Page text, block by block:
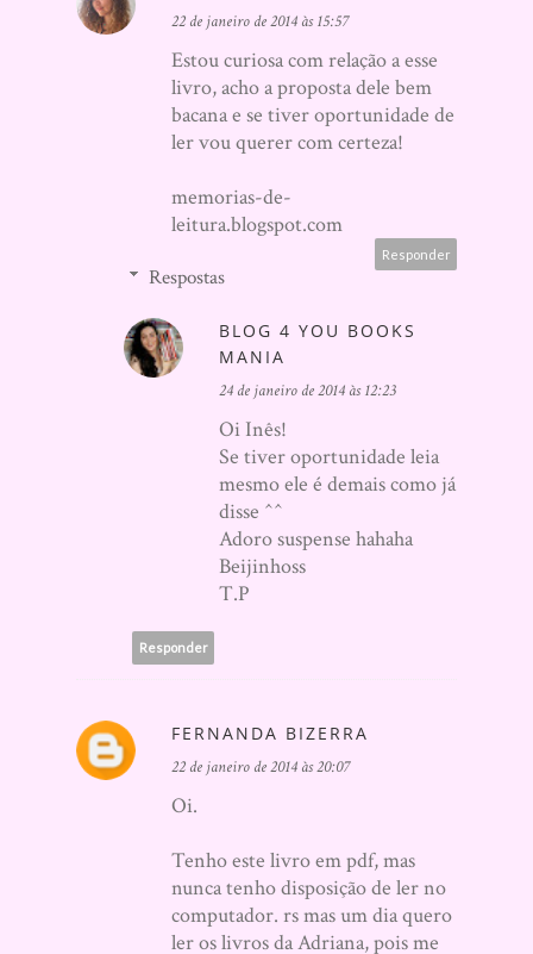
22 de janeiro de 2014 às 15:57
Estou curiosa com relação a esse
livro, acho a proposta dele bem
bacana e se tiver oportunidade de
ler vou querer com certeza!
memorias-de-
leitura.blogspot.com
Responder
Respostas
BLOG 4 YOU BOOKS
MANIA
24 de janeiro de 2014 às 12:23
Oi Inês!
Se tiver oportunidade leia
mesmo ele é demais como já
disse ^^
Adoro suspense hahaha
Beijinhoss
T.P
Responder
FERNANDA BIZERRA
22 de janeiro de 2014 às 20:07
Oi.
Tenho este livro em pdf, mas
nunca tenho disposição de ler no
computador. rs mas um dia quero
ler os livros da Adriana, pois me